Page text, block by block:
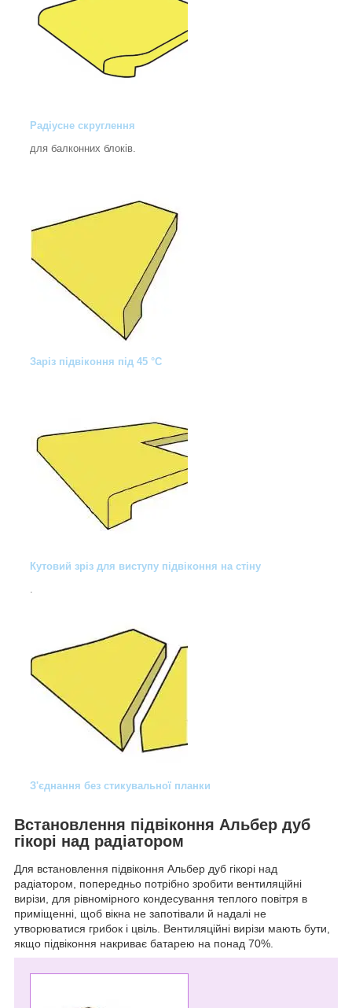
Радіусне скруглення
для балконних блоків.
Заріз підвіконня під 45 °C
Кутовий зріз для виступу підвіконня на стіну
З'єднання без стикувальної планки
Встановлення підвіконня Альбер дуб
гікорі над радіатором
Для встановлення підвіконня Альбер дуб гікорі над
радіатором, попередньо потрібно зробити вентиляційні
вирізи, для рівномірного кондесування теплого повітря в
приміщенні, щоб вікна не запотівали й надалі не
утворюватися грибок і цвіль. Вентиляційні вирізи мають бути,
якщо підвіконня накриває батарею на понад 70%.